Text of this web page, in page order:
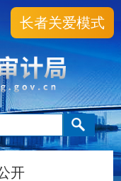
长者关爱模式
开